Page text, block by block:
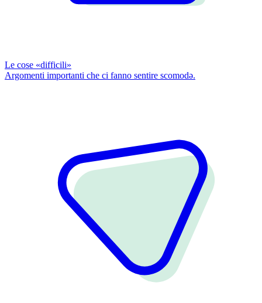
Le cose «difficili»
Argomenti importanti che ci fanno sentire scomodǝ.